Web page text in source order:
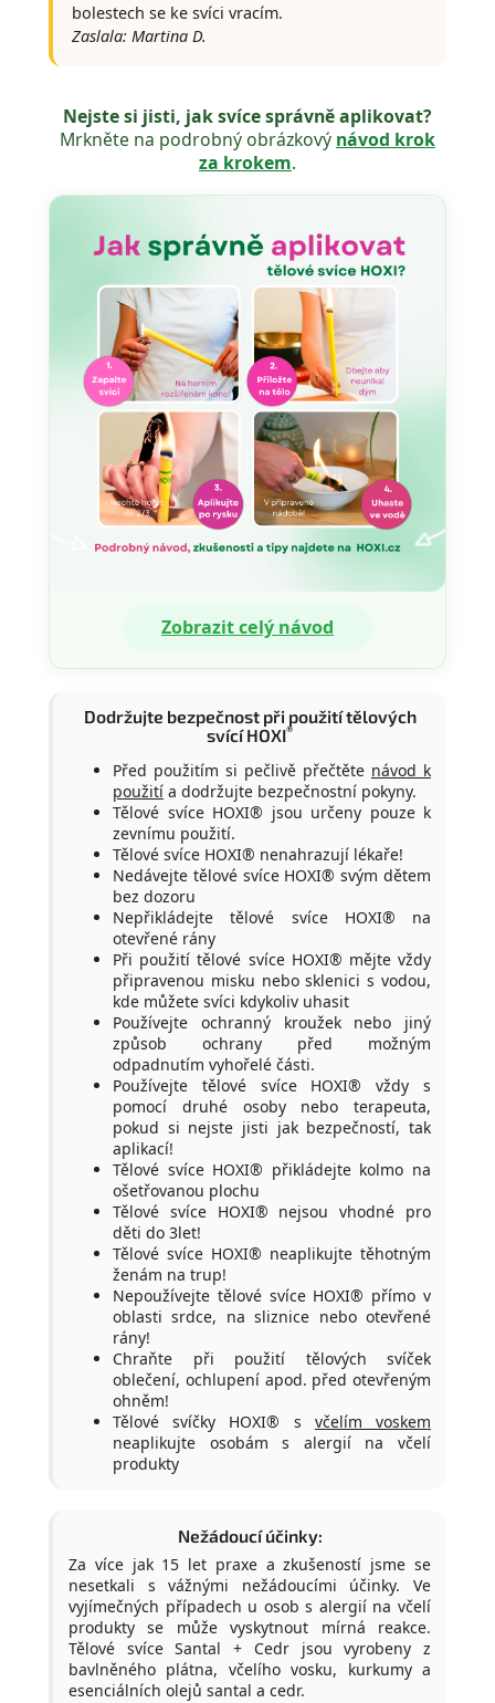
bolestech se ke svíci vracím.
Zaslala: Martina D.
Nejste si jisti, jak svíce správně aplikovat?
Mrkněte na podrobný obrázkový návod krok
za krokem.
Zobrazit celý návod
Dodržujte bezpečnost při použití tělových
svící HOXI®
Před použitím si pečlivě přečtěte návod k
použití a dodržujte bezpečnostní pokyny.
Tělové svíce HOXI® jsou určeny pouze k
zevnímu použití.
Tělové svíce HOXI® nenahrazují lékaře!
Nedávejte tělové svíce HOXI® svým dětem
bez dozoru
Nepřikládejte tělové svíce HOXI® na
otevřené rány
Při použití tělové svíce HOXI® mějte vždy
připravenou misku nebo sklenici s vodou,
kde můžete svíci kdykoliv uhasit
Používejte ochranný kroužek nebo jiný
způsob ochrany před možným
odpadnutím vyhořelé části.
Používejte tělové svíce HOXI® vždy s
pomocí druhé osoby nebo terapeuta,
pokud si nejste jisti jak bezpečností, tak
aplikací!
Tělové svíce HOXI® přikládejte kolmo na
ošetřovanou plochu
Tělové svíce HOXI® nejsou vhodné pro
děti do 3let!
Tělové svíce HOXI® neaplikujte těhotným
ženám na trup!
Nepoužívejte tělové svíce HOXI® přímo v
oblasti srdce, na sliznice nebo otevřené
rány!
Chraňte při použití tělových svíček
oblečení, ochlupení apod. před otevřeným
ohněm!
Tělové svíčky HOXI® s včelím voskem
neaplikujte osobám s alergií na včelí
produkty
Nežádoucí účinky:
Za více jak 15 let praxe a zkušeností jsme se
nesetkali s vážnými nežádoucími účinky. Ve
vyjímečných případech u osob s alergií na včelí
produkty se může vyskytnout mírná reakce.
Tělové svíce Santal + Cedr jsou vyrobeny z
bavlněného plátna, včelího vosku, kurkumy a
esenciálních olejů santal a cedr.